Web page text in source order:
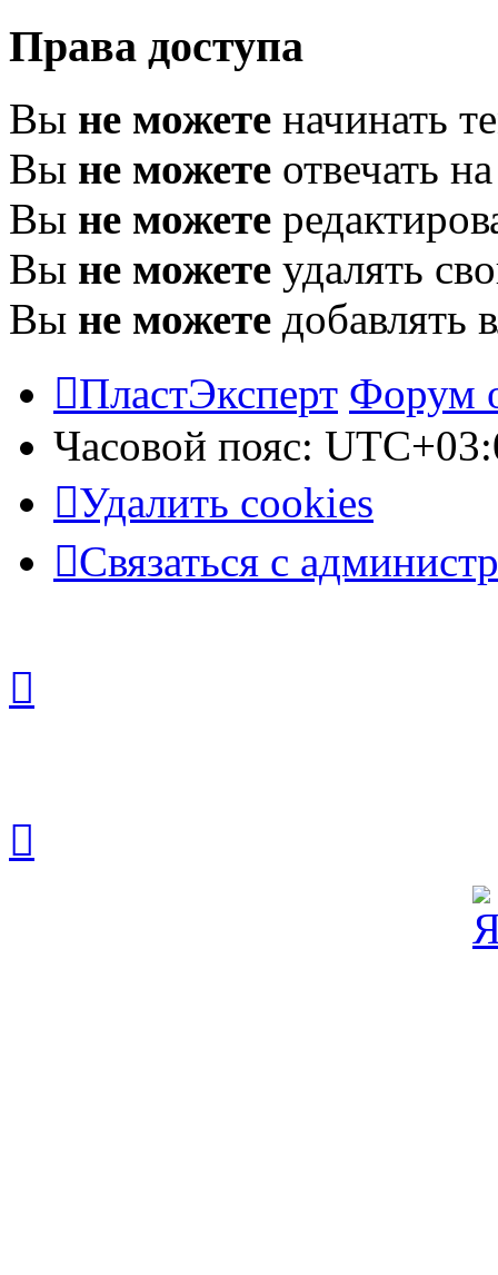
Права доступа
Вы не можете начинать
Вы не можете отвечать
Вы не можете
Вы не можете удалять
Вы не можете добавлять
ПластЭксперт Форум
Часовой пояс:
Удалить cookies
Связаться с